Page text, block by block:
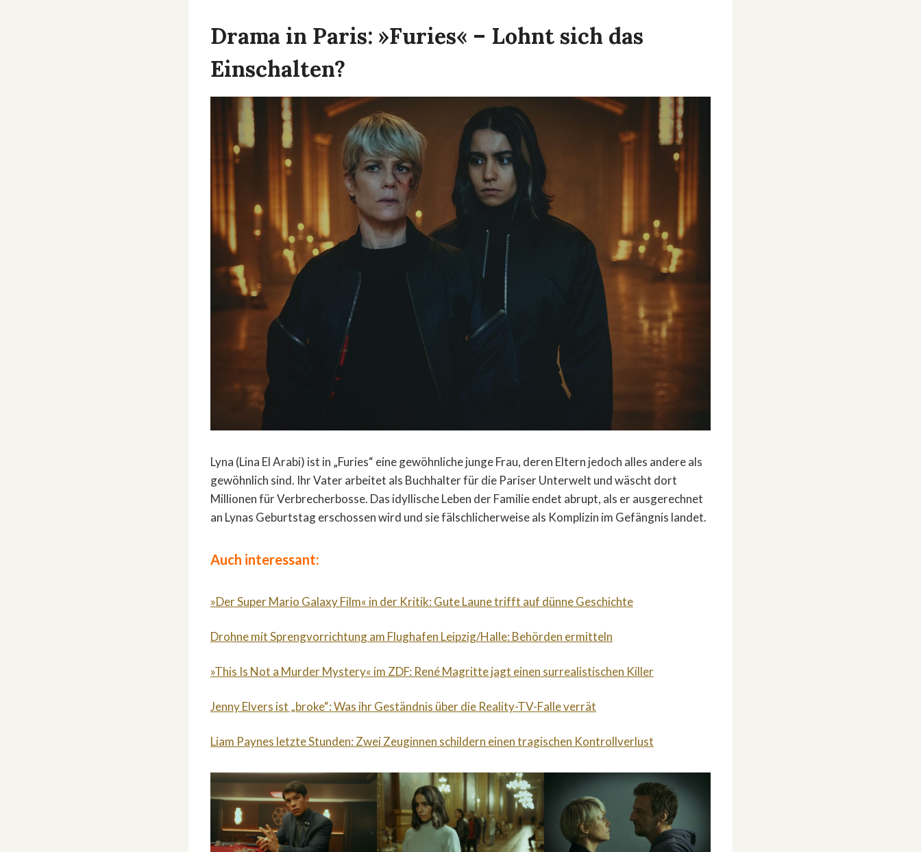
Drama in Paris: »Furies« – Lohnt sich das
Einschalten?
Lyna (Lina El Arabi) ist in „Furies“ eine gewöhnliche junge Frau, deren Eltern jedoch alles andere als
gewöhnlich sind. Ihr Vater arbeitet als Buchhalter für die Pariser Unterwelt und wäscht dort
Millionen für Verbrecherbosse. Das idyllische Leben der Familie endet abrupt, als er ausgerechnet
an Lynas Geburtstag erschossen wird und sie fälschlicherweise als Komplizin im Gefängnis landet.
Auch interessant:
»Der Super Mario Galaxy Film« in der Kritik: Gute Laune trifft auf dünne Geschichte
Drohne mit Sprengvorrichtung am Flughafen Leipzig/Halle: Behörden ermitteln
»This Is Not a Murder Mystery« im ZDF: René Magritte jagt einen surrealistischen Killer
Jenny Elvers ist „broke“: Was ihr Geständnis über die Reality-TV-Falle verrät
Liam Paynes letzte Stunden: Zwei Zeuginnen schildern einen tragischen Kontrollverlust